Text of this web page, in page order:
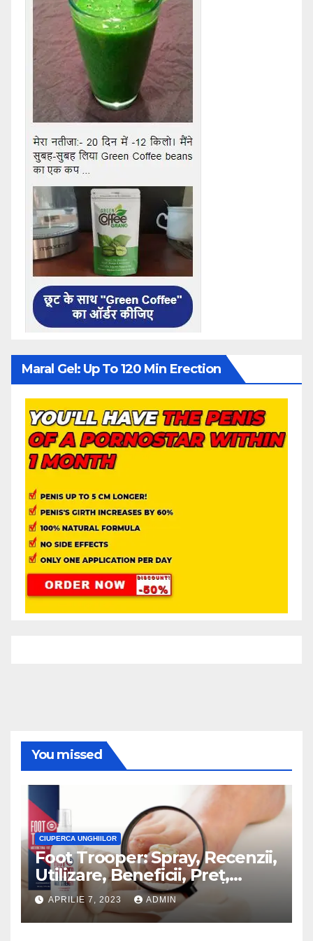
Maral Gel: Up To 120 Min Erection
You missed
CIUPERCA UNGHIILOR
Foot Trooper: Spray, Recenzii,
Utilizare, Beneficii, Preț,
Muncă!
APRILIE 7, 2023 ADMIN